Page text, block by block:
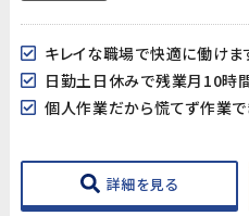
キレイな職場で快適に働け
日勤土日休みで残業月10時
個人作業だから慌てず作業
詳細を見る